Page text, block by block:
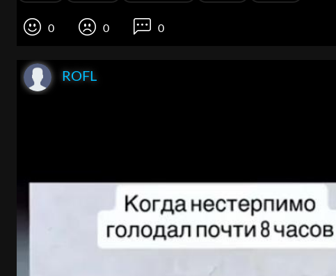
0 0 0
ROFL